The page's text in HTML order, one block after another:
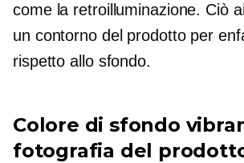
come la retroilluminazione. Ciò
un contorno del prodotto per
rispetto allo sfondo.
Colore di sfondo
fotografia del